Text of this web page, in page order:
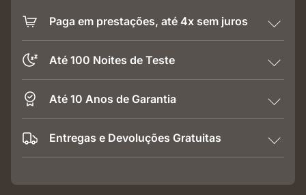
Paga em prestações, até 4x sem juros
Até 100 Noites de Teste
Até 10 Anos de Garantia
Entregas e Devoluções Gratuitas